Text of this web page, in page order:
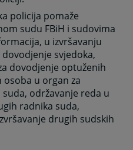
policija pomaže
sudu FBiH i sudovima
u izvršavanju
svjedoka,
dovodjenje optuženih
u organ za
održavanje reda u
radnika suda,
drugih sudskih